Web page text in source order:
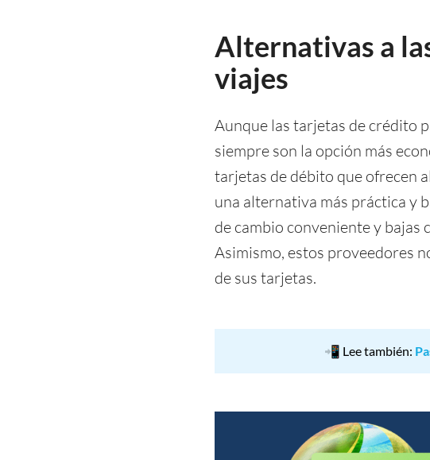
Alternativas a
viajes
Aunque las tarjetas de crédito
siempre son la opción más
tarjetas de débito que ofrecen
una alternativa más práctica y
de cambio conveniente y
Asimismo, estos proveedores
de sus tarjetas.
📲 Lee también: